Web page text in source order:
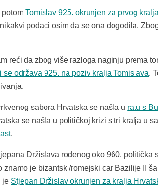
potomTomislav 925. okrunjen za prvog
podaci osim da se ona dogodila.
reći da zbog više razloga naginju prema
se održava 925. na poziv kralja Tomislava.
sabora Hrvatska se našla u ratu s
se našla u političkoj krizi s tri kralja u
.
Držislava rođenog oko 960. politička
znamo je bizantski/romejski car Bazilije II
je Stjepan Držislav okrunjen za kralja